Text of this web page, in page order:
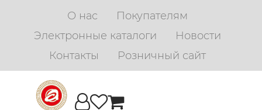
О нас
Покупателям
Электронные каталоги
Новости
Контакты
Розничный сайт